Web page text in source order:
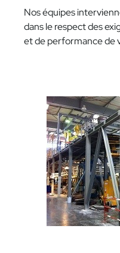
Nos équipes
dans le respect des
et de performance de